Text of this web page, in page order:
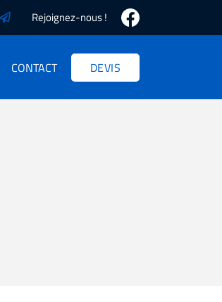
Rejoignez-nous !
CONTACT DEVIS